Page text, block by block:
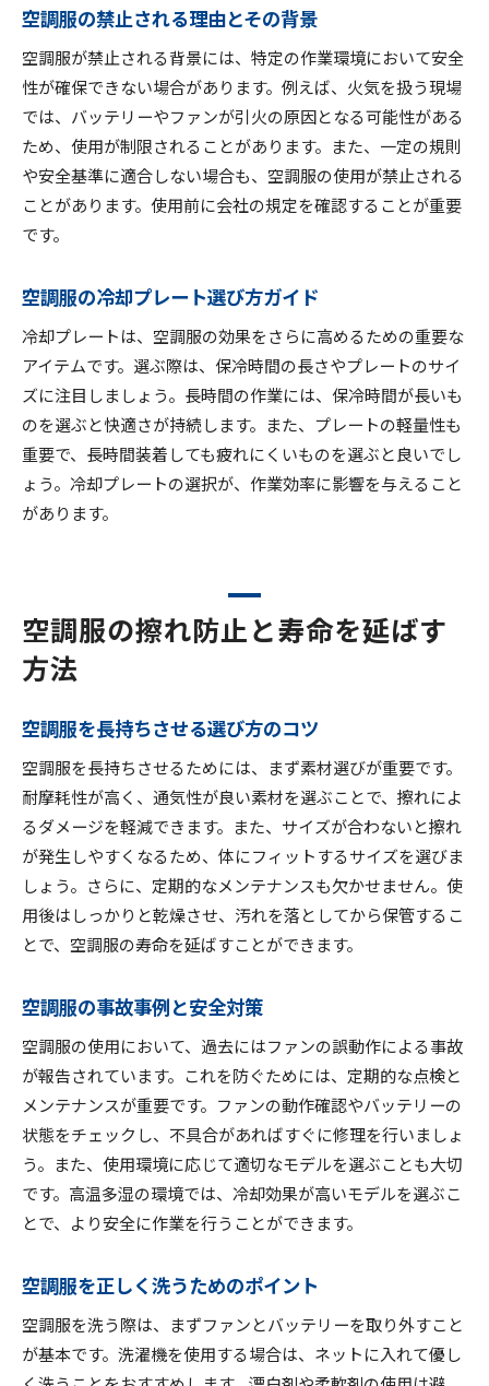
空調服の禁止される理由とその背景
空調服が禁止される背景には、特定の作業環境において安全
性が確保できない場合があります。例えば、火気を扱う現場
では、バッテリーやファンが引火の原因となる可能性がある
ため、使用が制限されることがあります。また、一定の規則
や安全基準に適合しない場合も、空調服の使用が禁止される
ことがあります。使用前に会社の規定を確認することが重要
です。
空調服の冷却プレート選び方ガイド
冷却プレートは、空調服の効果をさらに高めるための重要な
アイテムです。選ぶ際は、保冷時間の長さやプレートのサイ
ズに注目しましょう。長時間の作業には、保冷時間が長いも
のを選ぶと快適さが持続します。また、プレートの軽量性も
重要で、長時間装着しても疲れにくいものを選ぶと良いでし
ょう。冷却プレートの選択が、作業効率に影響を与えること
があります。
空調服の擦れ防止と寿命を延ばす
方法
空調服を長持ちさせる選び方のコツ
空調服を長持ちさせるためには、まず素材選びが重要です。
耐摩耗性が高く、通気性が良い素材を選ぶことで、擦れによ
るダメージを軽減できます。また、サイズが合わないと擦れ
が発生しやすくなるため、体にフィットするサイズを選びま
しょう。さらに、定期的なメンテナンスも欠かせません。使
用後はしっかりと乾燥させ、汚れを落としてから保管するこ
とで、空調服の寿命を延ばすことができます。
空調服の事故事例と安全対策
空調服の使用において、過去にはファンの誤動作による事故
が報告されています。これを防ぐためには、定期的な点検と
メンテナンスが重要です。ファンの動作確認やバッテリーの
状態をチェックし、不具合があればすぐに修理を行いましょ
う。また、使用環境に応じて適切なモデルを選ぶことも大切
です。高温多湿の環境では、冷却効果が高いモデルを選ぶこ
とで、より安全に作業を行うことができます。
空調服を正しく洗うためのポイント
空調服を洗う際は、まずファンとバッテリーを取り外すこと
が基本です。洗濯機を使用する場合は、ネットに入れて優し